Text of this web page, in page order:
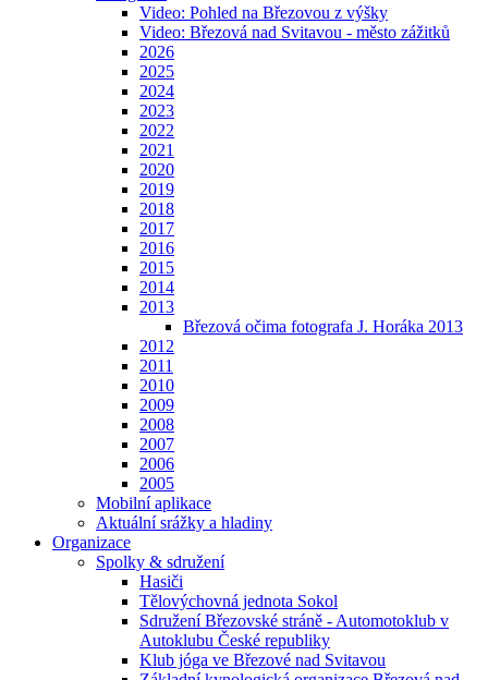
Video: Pohled na Březovou z výšky
Video: Březová nad Svitavou - město zážitků
2026
2025
2024
2023
2022
2021
2020
2019
2018
2017
2016
2015
2014
2013
Březová očima fotografa J. Horáka 2013
2012
2011
2010
2009
2008
2007
2006
2005
Mobilní aplikace
Aktuální srážky a hladiny
Organizace
Spolky & sdružení
Hasiči
Tělovýchovná jednota Sokol
Sdružení Březovské stráně - Automotoklub v
Autoklubu České republiky
Klub jóga ve Březové nad Svitavou